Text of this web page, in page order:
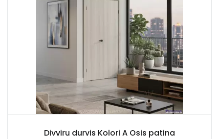
Divviru durvis Kolori A Osis patina